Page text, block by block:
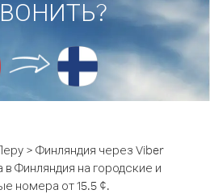
> Финляндия через Viber
в Финляндия на городские и
номера от 15.5 ¢.